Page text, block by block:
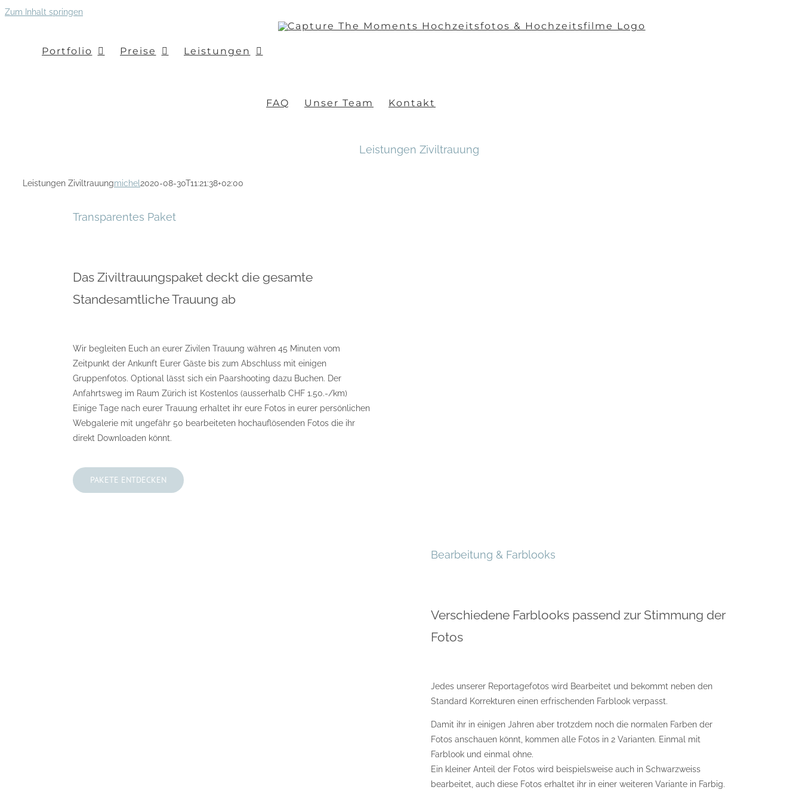
Zum Inhalt springen
Portfolio Preise Leistungen
FAQ Unser Team Kontakt
Leistungen Ziviltrauung
Leistungen Ziviltrauungmichel 2020-08-30T11:21:38+02:00
Transparentes Paket
Das Ziviltrauungspaket deckt die gesamte
Standesamtliche Trauung ab
Wir begleiten Euch an eurer Zivilen Trauung währen 45 Minuten vom
Zeitpunkt der Ankunft Eurer Gäste bis zum Abschluss mit einigen
Gruppenfotos. Optional lässt sich ein Paarshooting dazu Buchen. Der
Anfahrtsweg im Raum Zürich ist Kostenlos (ausserhalb CHF 1.50.-/km)
Einige Tage nach eurer Trauung erhaltet ihr eure Fotos in eurer persönlichen
Webgalerie mit ungefähr 50 bearbeiteten hochauflösenden Fotos die ihr
direkt Downloaden könnt.
PAKETE ENTDECKEN
Bearbeitung & Farblooks
Verschiedene Farblooks passend zur Stimmung der
Fotos
Jedes unserer Reportagefotos wird Bearbeitet und bekommt neben den
Standard Korrekturen einen erfrischenden Farblook verpasst.
Damit ihr in einigen Jahren aber trotzdem noch die normalen Farben der
Fotos anschauen könnt, kommen alle Fotos in 2 Varianten. Einmal mit
Farblook und einmal ohne.
Ein kleiner Anteil der Fotos wird beispielsweise auch in Schwarzweiss
bearbeitet, auch diese Fotos erhaltet ihr in einer weiteren Variante in Farbig.